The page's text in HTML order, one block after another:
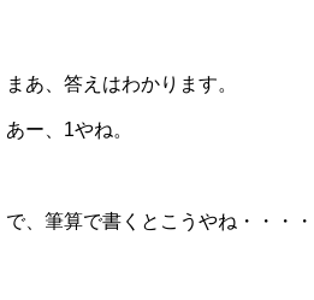
まあ、答えはわかります。
あー、1やね。
で、筆算で書くとこうやね・・・・